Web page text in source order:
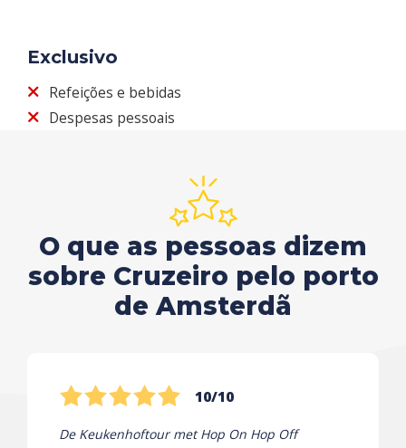
Exclusivo
Refeições e bebidas
Despesas pessoais
O que as pessoas dizem
sobre Cruzeiro pelo porto
de Amsterdã
10/10
De Keukenhoftour met Hop On Hop Off